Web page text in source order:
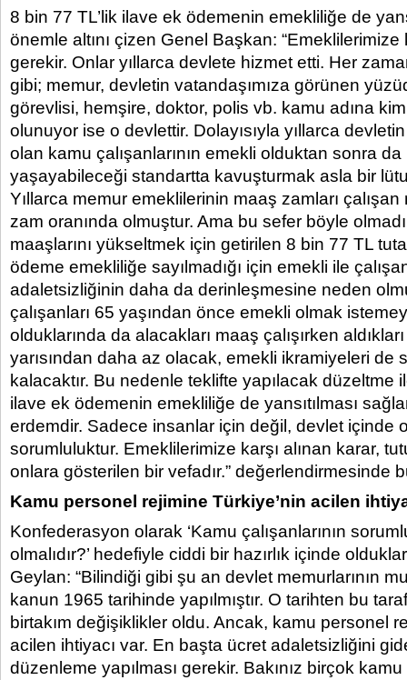
8 bin 77 TL’lik ilave ek ödemenin emekliliğe de
önemle altını çizen Genel Başkan: “Emeklilerimize
gerekir. Onlar yıllarca devlete hizmet etti. Her
gibi; memur, devletin vatandaşımıza görünen
görevlisi, hemşire, doktor, polis vb. kamu adına
olunuyor ise o devlettir. Dolayısıyla yıllarca
olan kamu çalışanlarının emekli olduktan sonra
yaşayabileceği standartta kavuşturmak asla bir
Yıllarca memur emeklilerinin maaş zamları
zam oranında olmuştur. Ama bu sefer böyle
maaşlarını yükseltmek için getirilen 8 bin 77 TL
ödeme emekliliğe sayılmadığı için emekli ile
adaletsizliğinin daha da derinleşmesine neden
çalışanları 65 yaşından önce emekli olmak
olduklarında da alacakları maaş çalışırken
yarısından daha az olacak, emekli ikramiyeleri de
kalacaktır. Bu nedenle teklifte yapılacak düzeltme
ilave ek ödemenin emekliliğe de yansıtılması
erdemdir. Sadece insanlar için değil, devlet içinde
sorumluluktur. Emeklilerimize karşı alınan karar,
onlara gösterilen bir vefadır.” değerlendirmesinde
Kamu personel rejimine Türkiye’nin acilen
Konfederasyon olarak ‘Kamu çalışanlarının
olmalıdır?’ hedefiyle ciddi bir hazırlık içinde
Geylan: “Bilindiği gibi şu an devlet memurlarının
kanun 1965 tarihinde yapılmıştır. O tarihten bu
birtakım değişiklikler oldu. Ancak, kamu personel
acilen ihtiyacı var. En başta ücret adaletsizliğini
düzenleme yapılması gerekir. Bakınız birçok